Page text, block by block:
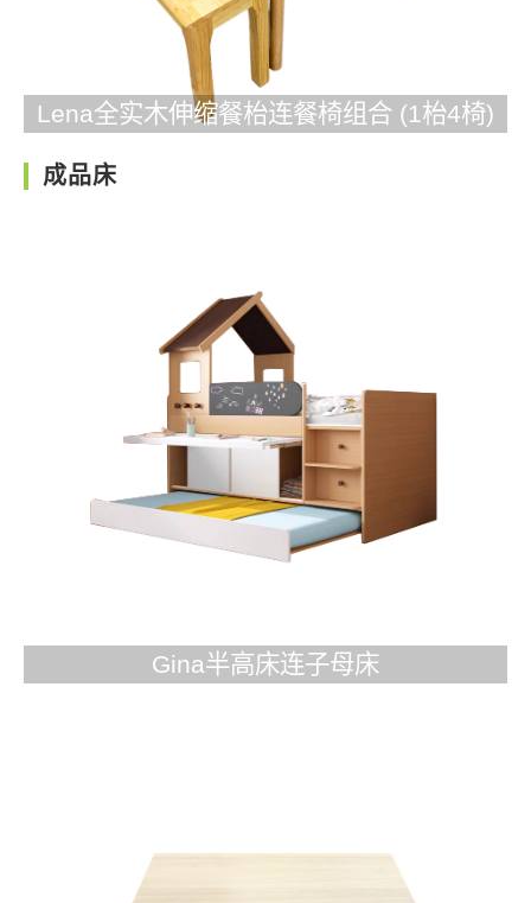
Lena全实木伸缩餐枱连餐椅组合 (1枱4椅)
成品床
Gina半高床连子母床